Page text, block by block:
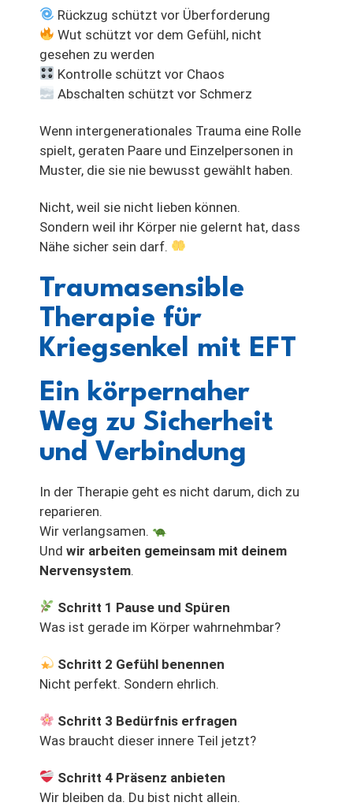
Rückzug schützt vor Überforderung
Wut schützt vor dem Gefühl, nicht
gesehen zu werden
Kontrolle schützt vor Chaos
Abschalten schützt vor Schmerz
Wenn intergenerationales Trauma eine Rolle
spielt, geraten Paare und Einzelpersonen in
Muster, die sie nie bewusst gewählt haben.
Nicht, weil sie nicht lieben können.
Sondern weil ihr Körper nie gelernt hat, dass
Nähe sicher sein darf.
Traumasensible
Therapie für
Kriegsenkel mit EFT
Ein körpernaher
Weg zu Sicherheit
und Verbindung
In der Therapie geht es nicht darum, dich zu
reparieren.
Wir verlangsamen.
Und wir arbeiten gemeinsam mit deinem
Nervensystem.
Schritt 1 Pause und Spüren
Was ist gerade im Körper wahrnehmbar?
Schritt 2 Gefühl benennen
Nicht perfekt. Sondern ehrlich.
Schritt 3 Bedürfnis erfragen
Was braucht dieser innere Teil jetzt?
Schritt 4 Präsenz anbieten
Wir bleiben da. Du bist nicht allein.